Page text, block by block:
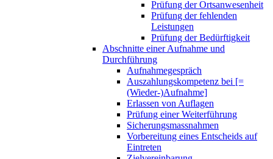
Prüfung der Ortsanwesenheit
Prüfung der fehlenden
Leistungen
Prüfung der Bedürftigkeit
Abschnitte einer Aufnahme und
Durchführung
Aufnahmegespräch
Auszahlungskompetenz bei [=
(Wieder-)Aufnahme]
Erlassen von Auflagen
Prüfung einer Weiterführung
Sicherungsmassnahmen
Vorbereitung eines Entscheids auf
Eintreten